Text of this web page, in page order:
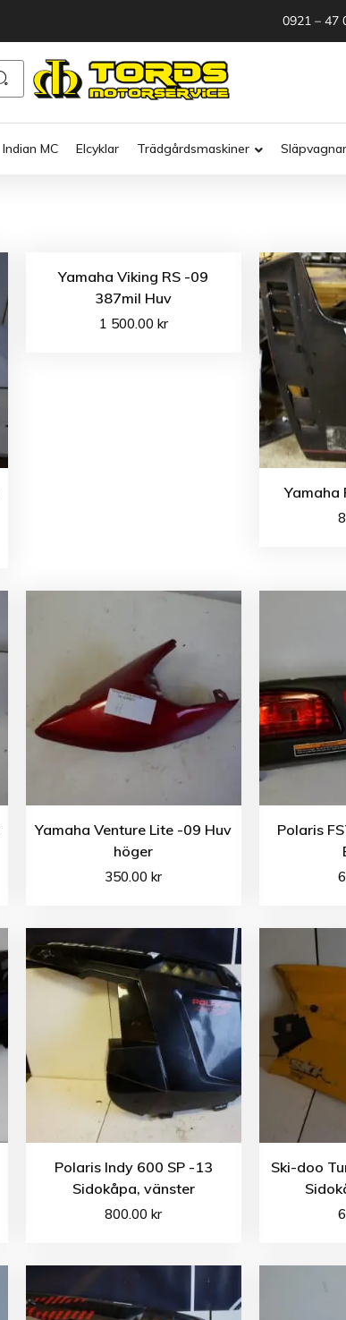
0921 –
Indian MC Elcyklar Trädgårdsmaskiner Släpvagnar
Yamaha Viking RS -09
387mil Huv
1 500.00 kr
Yamaha
Yamaha Venture Lite -09 Huv
höger
350.00kr
Polaris
Polaris Indy 600 SP -13
Sidokåpa, vänster
800.00kr
Ski-doo